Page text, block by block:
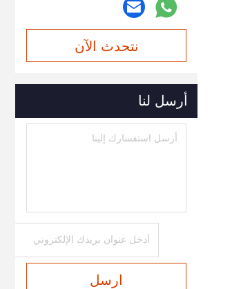
نتحدث الآن
أرسل لنا
ارسل